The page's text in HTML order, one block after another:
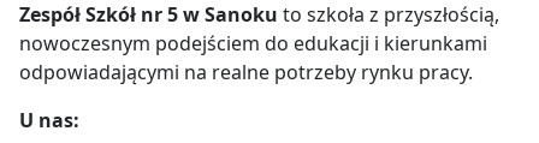
Zespół Szkół nr 5 w Sanoku to szkoła z przyszłością,
nowoczesnym podejściem do edukacji i kierunkami
odpowiadającymi na realne potrzeby rynku pracy.
U nas: